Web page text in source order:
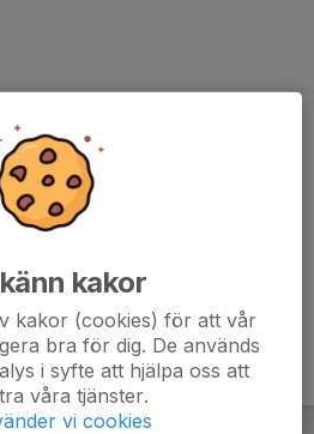
kakor
kakor (cookies) för att vår
bra för dig. De används
i syfte att hjälpa oss att
våra tjänster.
vi cookies